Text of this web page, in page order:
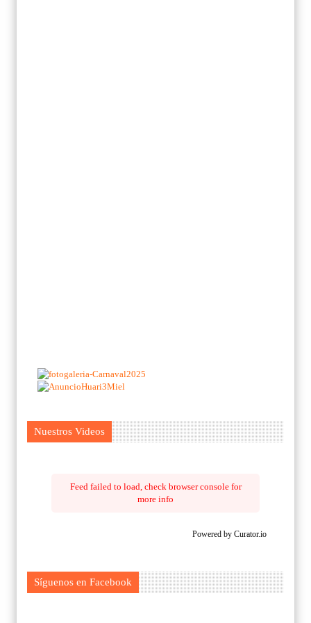
Nuestros Videos
Feed failed to load, check browser console for
more info
Powered by Curator.io
Síguenos en Facebook